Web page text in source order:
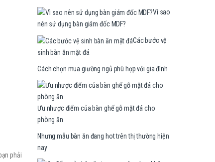
phải
Vì sao
nên sử dụng bàn giám đốc MDF?
Các bước vệ
sinh bàn ăn mặt đá
Cách chọn mua giường ngủ phù hợp với gia đình
Ưu nhược điểm của bàn ghế gỗ mặt đá cho
phòng ăn
Nhưng mẫu bàn ăn đang hot trên thị thường hiện
nay